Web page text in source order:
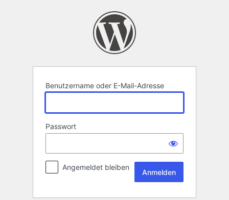
Benutzername oder E-Mail-Adresse
Passwort
Angemeldet bleiben